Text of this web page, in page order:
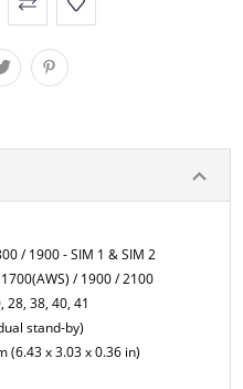
/ 1900 - SIM 1 & SIM 2
/ 1900 / 2100
28, 38, 40, 41
stand-by)
(6.43 x 3.03 x 0.36 in)